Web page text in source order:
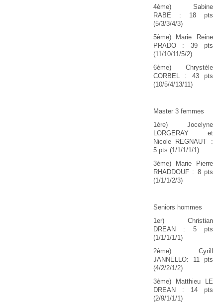
4ème) Sabine
RABE : 18 pts
(5/3/3/4/3)
5ème) Marie Reine
PRADO : 39 pts
(11/10/11/5/2)
6ème) Chrystèle
CORBEL : 43 pts
(10/5/4/13/11)
Master 3 femmes
1ère) Jocelyne
LORGERAY et
Nicole REGNAUT :
5 pts (1/1/1/1/1)
3ème) Marie Pierre
RHADDOUF : 8 pts
(1/1/1/2/3)
Seniors hommes
1er) Christian
DREAN : 5 pts
(1/1/1/1/1)
2ème) Cyrill
JANNELLO: 11 pts
(4/2/2/1/2)
3ème) Matthieu LE
DREAN : 14 pts
(2/9/1/1/1)